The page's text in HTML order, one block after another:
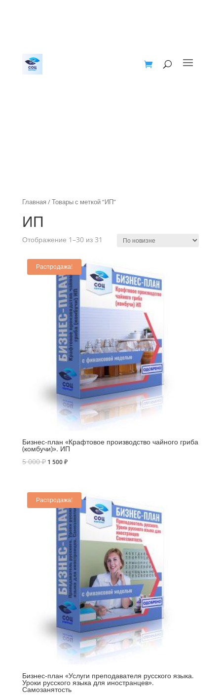
Главная / Товары с меткой “ИП”
ИП
Отображение 1–30 из 31
Распродажа!
Бизнес-план «Крафтовое производство чайного гриба
(комбучи)». ИП
5 000₽ 1 500₽
Распродажа!
Бизнес-план «Услуги преподавателя русского языка.
Уроки русского языка для иностранцев».
Самозанятость